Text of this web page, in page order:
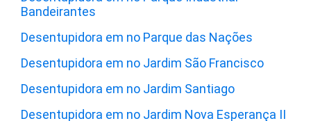
Bandeirantes
Desentupidora em no Parque das Nações
Desentupidora em no Jardim São Francisco
Desentupidora em no Jardim Santiago
Desentupidora em no Jardim Nova Esperança II